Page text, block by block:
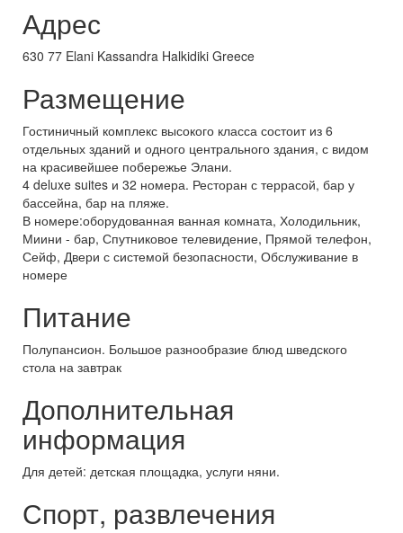
Адрес
630 77 Elani Kassandra Halkidiki Greece
Размещение
Гостиничный комплекс высокого класса состоит из 6
отдельных зданий и одного центрального здания, с видом
на красивейшее побережье Элани.
4 deluxe suites и 32 номера. Ресторан с террасой, бар у
бассейна, бар на пляже.
В номере:оборудованная ванная комната, Холодильник,
Миини - бар, Спутниковое телевидение, Прямой телефон,
Сейф, Двери с системой безопасности, Обслуживание в
номере
Питание
Полупансион. Большое разнообразие блюд шведского
стола на завтрак
Дополнительная
информация
Для детей: детская площадка, услуги няни.
Спорт, развлечения